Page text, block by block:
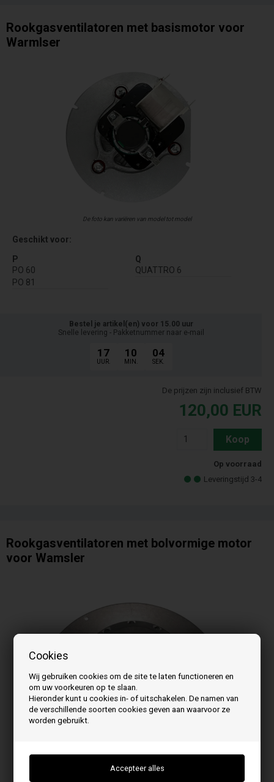
Cookies
Wij gebruiken cookies om de site te laten functioneren en
om uw voorkeuren op te slaan.
Hieronder kunt u cookies in- of uitschakelen. De namen van
de verschillende soorten cookies geven aan waarvoor ze
worden gebruikt.
Rookgasventilatoren met basismotor voor
Warmlser
De foto kan variëren van model tot model
Geschikt voor:
P
PO 60
PO 81
Q
QUATTRO 6
Bestel je artikel(en) voor 15.00 uur
Snelle levering - Pakketnummer naar e-mail
17
UUR.
10
MIN.
04
SEK.
De prijzen zijn inclusief BTW
120,00 EUR
Koop
Op voorraad
Leveringstijd 3-4
Rookgasventilatoren met bolvormige motor
voor Wamsler